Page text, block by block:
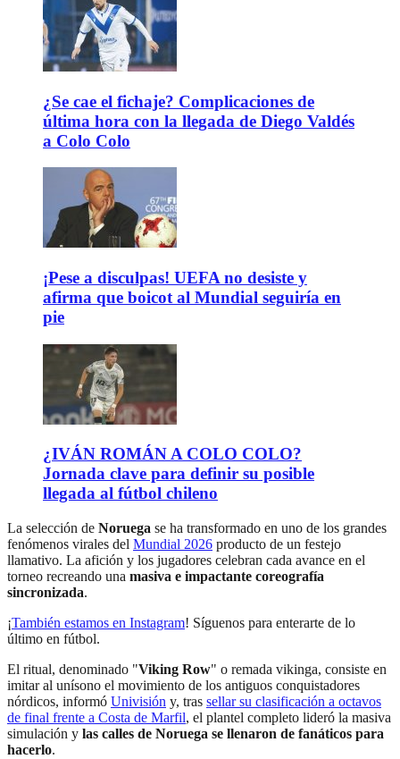
¿Se cae el fichaje? Complicaciones de
última hora con la llegada de Diego Valdés
a Colo Colo
¡Pese a disculpas! UEFA no desiste y
afirma que boicot al Mundial seguiría en
pie
¿IVÁN ROMÁN A COLO COLO?
Jornada clave para definir su posible
llegada al fútbol chileno
La selección de Noruega se ha transformado en uno de los grandes
fenómenos virales del Mundial 2026 producto de un festejo
llamativo. La afición y los jugadores celebran cada avance en el
torneo recreando una masiva e impactante coreografía
sincronizada.
¡También estamos en Instagram! Síguenos para enterarte de lo
último en fútbol.
El ritual, denominado "Viking Row" o remada vikinga, consiste en
imitar al unísono el movimiento de los antiguos conquistadores
nórdicos, informó Univisión y, tras sellar su clasificación a octavos
de final frente a Costa de Marfil, el plantel completo lideró la masiva
simulación y las calles de Noruega se llenaron de fanáticos para
hacerlo.